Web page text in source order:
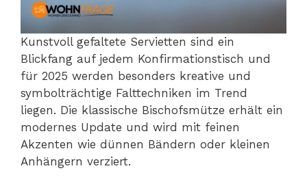
Kunstvoll gefaltete Servietten sind ein
Blickfang auf jedem Konfirmationstisch und
für 2025 werden besonders kreative und
symbolträchtige Falttechniken im Trend
liegen. Die klassische Bischofsmütze erhält ein
modernes Update und wird mit feinen
Akzenten wie dünnen Bändern oder kleinen
Anhängern verziert.